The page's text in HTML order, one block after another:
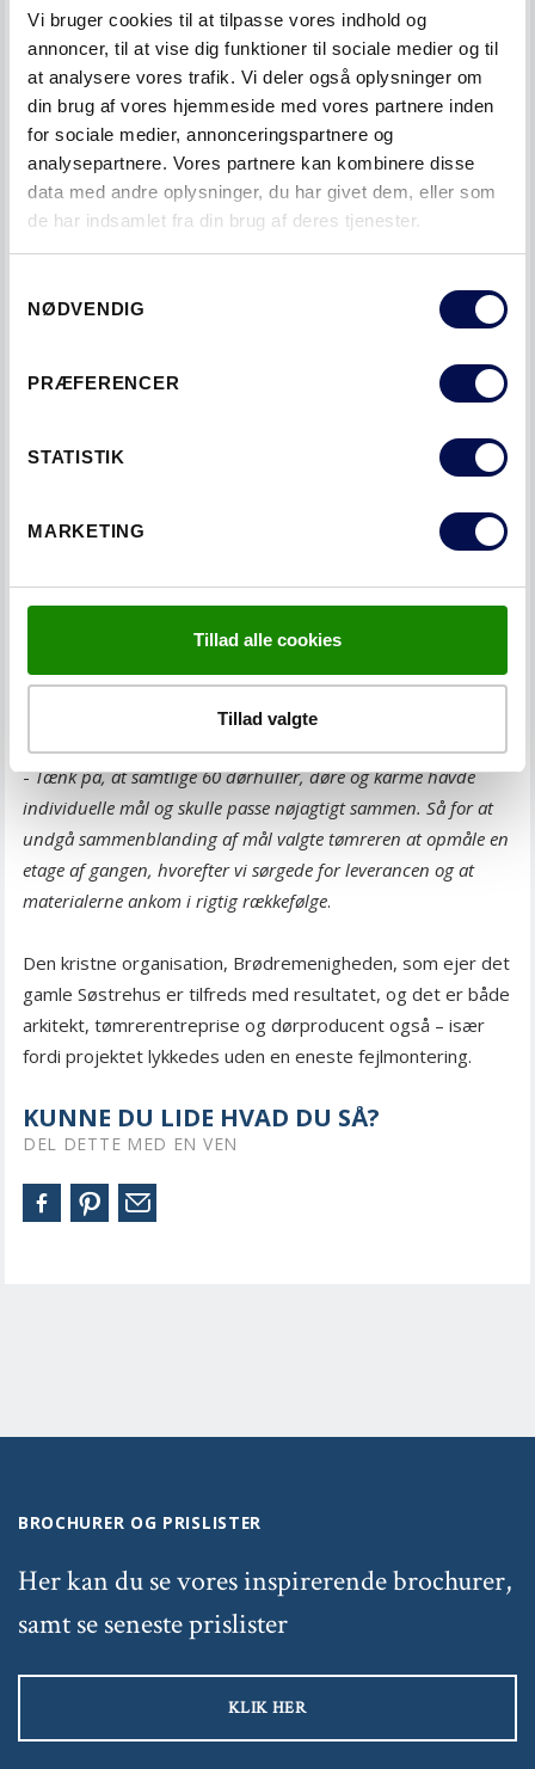
Vi bruger cookies til at tilpasse vores indhold og
annoncer, til at vise dig funktioner til sociale medier og til
at analysere vores trafik. Vi deler også oplysninger om
din brug af vores hjemmeside med vores partnere inden
for sociale medier, annonceringspartnere og
analysepartnere. Vores partnere kan kombinere disse
data med andre oplysninger, du har givet dem, eller som
de har indsamlet fra din brug af deres tjenester.
NØDVENDIG
PRÆFERENCER
STATISTIK
MARKETING
Tillad alle cookies
Tillad valgte
tømrermester Bo Jørgensen fra Tømrer- &
Snedkerforretning Reinold Jørgensen begyndte at opmåle
dørhullerne, var dørhøjderne forskellige både i typer og
størrelser. De nye døre, som Peter Buchholt Petersen
havde på tegnebrættet, kunne under ingen
omstændigheder monteres i de over 200 år gamle, skæve
karme.
han i samarbejde med Bo Jørgensen og salgskonsulent Per
og kom frem til et innovativt resultat: Eftersom karmene
ikke kunne sættes op i dørhullerne, blev løsningen en
udepåliggende karm på 60 x 60 cm med hulkehllister
monteret hele vejen rundt om karmen for at lave en pæn
for at bevare de originale dørhuller. Efter Kulturstyrelsen
Jørgensen begynde at planlægge leverancen. For
karme og døre til montering uden om dørhuller. En
kompliceret, men spændende opgave for alle, siger Per
-Tænk på, at samtlige 60 dørhuller, døre og karme havde
individuelle mål og skulle passe nøjagtigt sammen. Så for at
undgå sammenblanding af mål valgte tømreren at opmåle en
etage af gangen, hvorefter vi sørgede for leverancen og at
materialerne ankom i rigtig rækkefølge.
Den kristne organisation, Brødremenigheden, som ejer det
gamle Søstrehus er tilfreds med resultatet, og det er både
arkitekt, tømrerentreprise og dørproducent også – især
fordi projektet lykkedes uden en eneste fejlmontering.
KUNNE DU LIDE HVAD DU SÅ?
DEL DETTE MED EN VEN
BROCHURER OG PRISLISTER
Her kan du se vores inspirerende brochurer,
samt se seneste prislister
KLIK HER